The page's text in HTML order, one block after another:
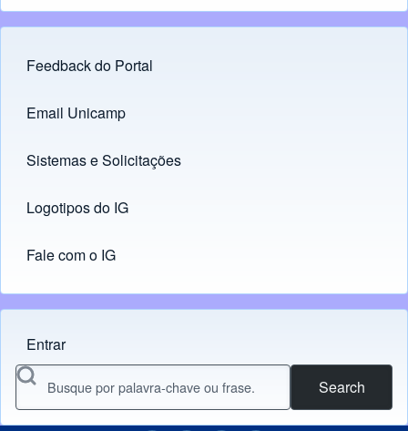
Footer menu
Feedback do Portal
Links
Email Unicamp
(opens in new tab)
Sistemas e Solicitações
(opens in new tab)
Logotipos do IG
(opens in new tab)
Fale com o IG
Menu do usuário
Entrar
Search